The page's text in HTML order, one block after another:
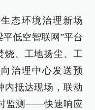
态环境治理新场
低空智联网”平台
、工地扬尘、工
治理中心发送预
内抵达现场，联动
监测——快速响应